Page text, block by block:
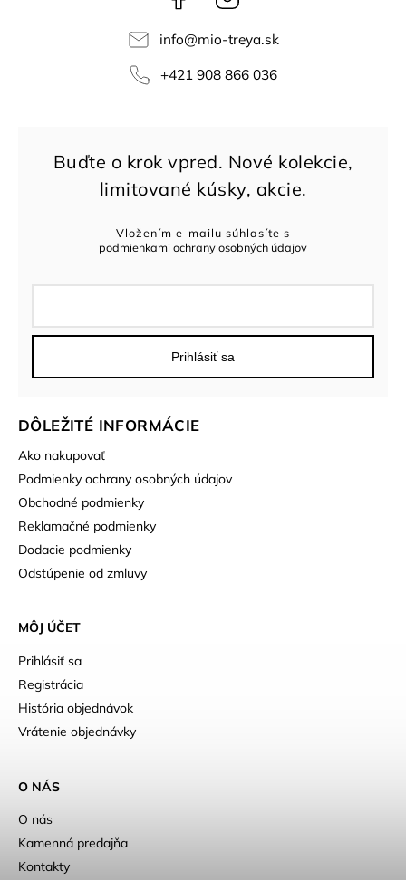
info@mio-treya.sk
+421 908 866 036
DÔLEŽITÉ INFORMÁCIE
Ako nakupovať
Podmienky ochrany osobných údajov
Obchodné podmienky
Reklamačné podmienky
Dodacie podmienky
Odstúpenie od zmluvy
MÔJ ÚČET
Prihlásiť sa
Registrácia
História objednávok
Vrátenie objednávky
Vložením e-mailu súhlasíte s
podmienkami ochrany osobných údajov
Prihlásiť sa
O NÁS
O nás
Kamenná predajňa
Kontakty